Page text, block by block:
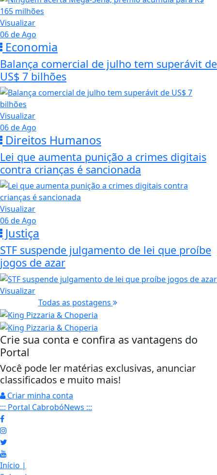
Visualizar
06 de Ago
Economia
Balança comercial de julho tem superávit de
US$ 7 bilhões
Visualizar
06 de Ago
Direitos Humanos
Lei que aumenta punição a crimes digitais
contra crianças é sancionada
Visualizar
06 de Ago
Justiça
STF suspende julgamento de lei que proíbe
jogos de azar
Visualizar
Todas as postagens
Crie sua conta e confira as vantagens do
Portal
Você pode ler matérias exclusivas, anunciar
classificados e muito mais!
Criar minha conta
::: Portal CabrobóNews :::
Início |